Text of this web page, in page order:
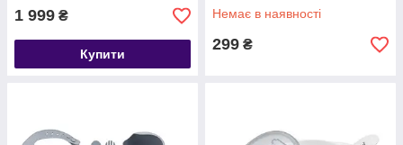
1 999 ₴
Купити
Немає в наявності
299 ₴